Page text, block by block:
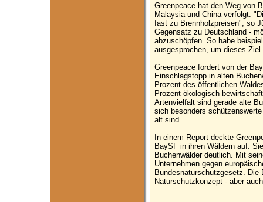
Greenpeace hat den Weg von
Malaysia und China verfolgt.
fast zu Brennholzpreisen", so
Gegensatz zu Deutschland -
abzuschöpfen. So habe
ausgesprochen, um dieses
Greenpeace fordert von der
Einschlagstopp in alten
Prozent des öffentlichen
Prozent ökologisch
Artenvielfalt sind gerade alte
sich besonders
alt sind.
In einem Report deckte
BaySF in ihren Wäldern auf.
Buchenwälder deutlich. Mit
Unternehmen gegen
Bundesnaturschutzgesetz. Die
Naturschutzkonzept - aber